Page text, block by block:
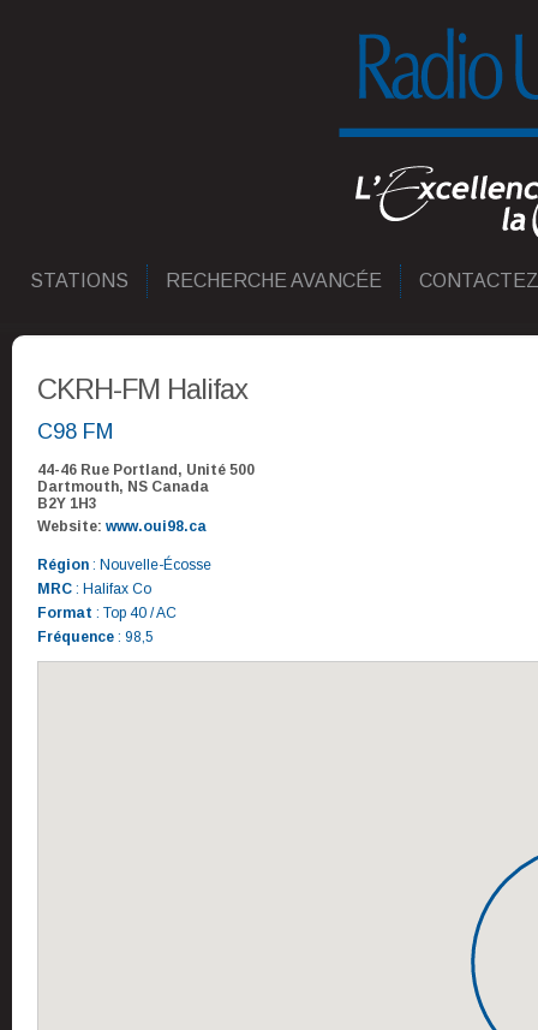
STATIONS RECHERCHE AVANCÉE
CKRH-FM Halifax
C98 FM
44-46 Rue Portland, Unité 500
Dartmouth, NS Canada
B2Y 1H3
Website: www.oui98.ca
Région : Nouvelle-Écosse
MRC : Halifax Co
Format : Top 40 / AC
Fréquence : 98,5